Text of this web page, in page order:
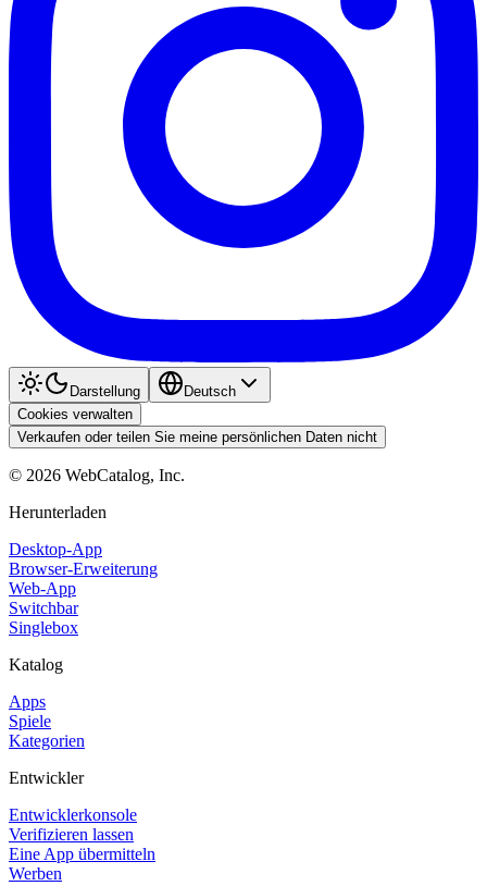
Darstellung
Deutsch
Cookies verwalten
Verkaufen oder teilen Sie meine persönlichen Daten nicht
© 2026 WebCatalog, Inc.
Herunterladen
Desktop-App
Browser-Erweiterung
Web-App
Switchbar
Singlebox
Katalog
Apps
Spiele
Kategorien
Entwickler
Entwicklerkonsole
Verifizieren lassen
Eine App übermitteln
Werben